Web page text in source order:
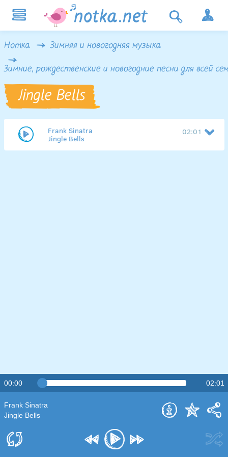
Нотка Зимняя и новогодняя музыка
Зимние, рождественские и новогодние песни для всей
Jingle Bells
Frank Sinatra
Jingle Bells
02:01
00:00 02:01
Frank Sinatra
Jingle Bells